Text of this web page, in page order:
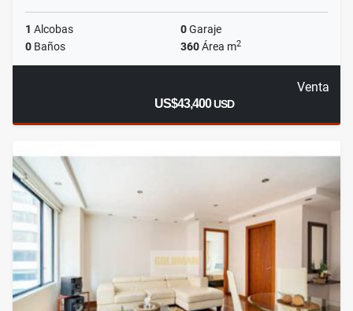
1 Alcobas 0Garaje
0 Baños 360Área m2
Venta
US$43,400USD